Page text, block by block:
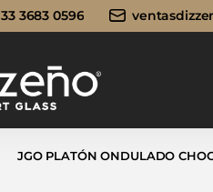
33 3683 0596
JGO PLATÓN ONDULADO